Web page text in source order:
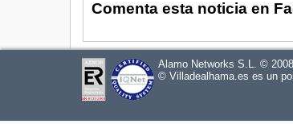
Comenta esta noticia en
Alamo Networks S.L. ©
© Villadealhama.es es un